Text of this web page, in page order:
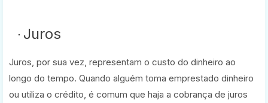
Juros
Juros, por sua vez, representam o custo do dinheiro ao
longo do tempo. Quando alguém toma emprestado dinheiro
ou utiliza o crédito, é comum que haja a cobrança de juros